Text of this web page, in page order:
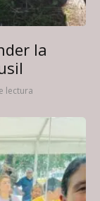
la
lectura